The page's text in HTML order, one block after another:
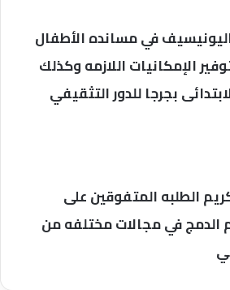
في مسانده الأطفال
الإمكانيات اللازمه وكذلك
بجرجا للدور التثقيفي
الطلبه المتفوقين على
الدمج في مجالات مختلفه من